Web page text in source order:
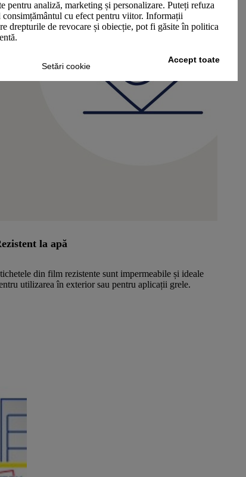
pentru analiză, marketing și personalizare. Puteți refuza
cu efect pentru viitor. Informații
drepturile de revocare și obiecție, pot fi găsite în politica
Setări cookie
Accept toate
la apă
din film rezistente sunt impermeabile și ideale
utilizarea în exterior sau pentru aplicații grele.